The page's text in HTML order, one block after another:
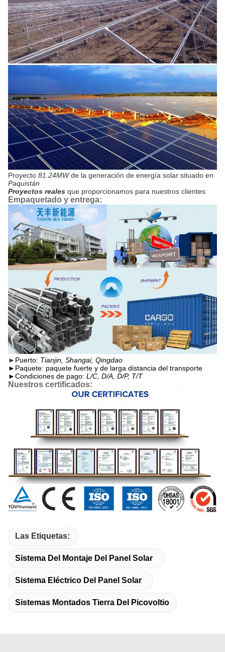
Proyecto 81.24MWde la generación de energía solar situado en
Paquistán
Proyectos reales que proporcionamos para nuestros clientes
Empaquetado y entrega:
► Puerto: Tianjin, Shangai, Qingdao
► Paquete: paquete fuerte y de larga distancia del transporte
►Condiciones de pago: L/C, D/A, D/P, T/T
Nuestros certificados:
Las Etiquetas:
Sistema Del Montaje Del Panel Solar
Sistema Eléctrico Del Panel Solar
Sistemas Montados Tierra Del Picovoltio